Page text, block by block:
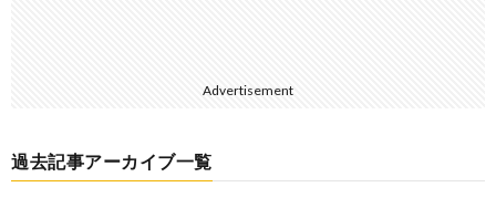
Advertisement
過去記事アーカイブ一覧